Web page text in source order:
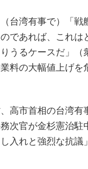
台湾有事で）「戦
であれば、これは
うるケースだ」（
料の大幅値上げを
高市首相の台湾有
次官が金杉憲治駐
入れと強烈な抗議